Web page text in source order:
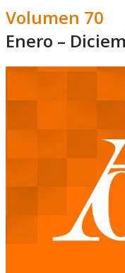
Volumen 70
Enero –